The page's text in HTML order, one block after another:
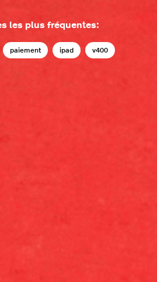
les plus fréquentes:
paiement ipad v400